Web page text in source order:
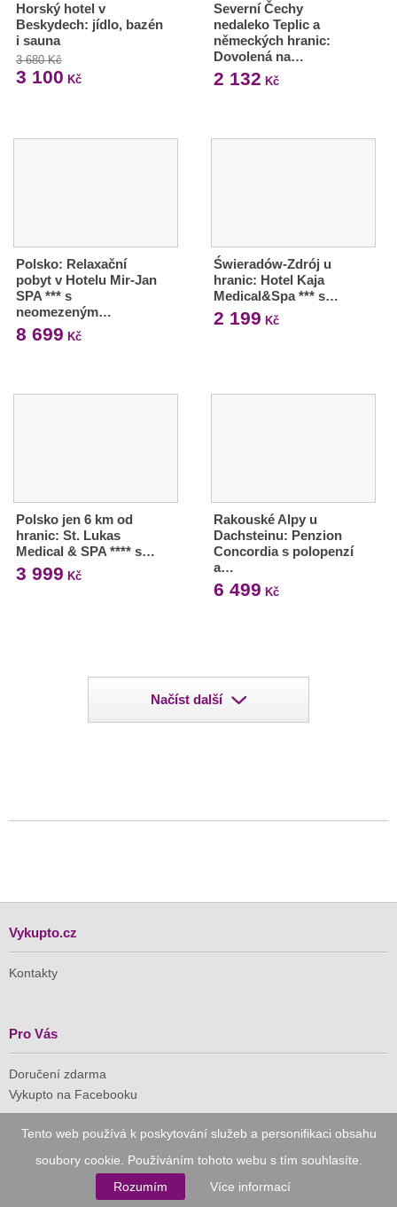
Tento web používá k poskytování služeb a personifikaci obsahu
soubory cookie. Používáním tohoto webu s tím souhlasíte.
Rozumím
Více informací
Horský hotel v
Beskydech: jídlo, bazén
i sauna
3 680 Kč
3 100 Kč
Severní Čechy
nedaleko Teplic a
německých hranic:
Dovolená na…
2 132 Kč
Polsko: Relaxační
pobyt v Hotelu Mir-Jan
SPA *** s
neomezeným…
8 699 Kč
Świeradów-Zdrój u
hranic: Hotel Kaja
Medical&Spa *** s…
2 199 Kč
Polsko jen 6 km od
hranic: St. Lukas
Medical & SPA **** s…
3 999 Kč
Rakouské Alpy u
Dachsteinu: Penzion
Concordia s polopenzí
a…
6 499 Kč
Načíst další
Vykupto.cz
Kontakty
Pro Vás
Doručení zdarma
Vykupto na Facebooku
Důvěryhodný nákup
Naše společnost je členem Asociace pro elektronickou
komerci (APEK)